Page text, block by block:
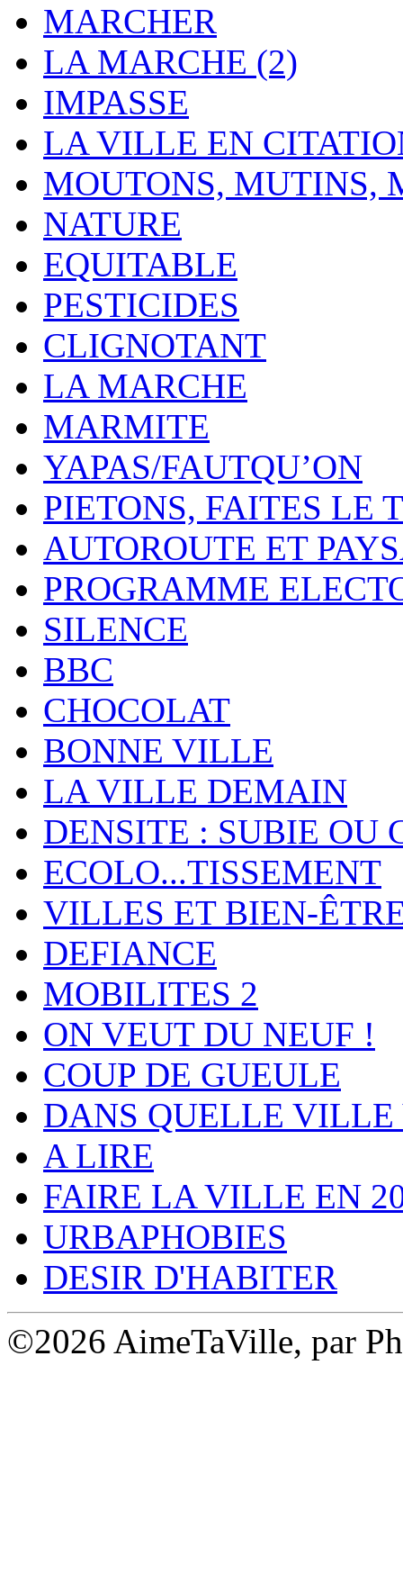
MARCHER
LA MARCHE (2)
IMPASSE
LA VILLE EN
MOUTONS, MUTINS,
NATURE
EQUITABLE
PESTICIDES
CLIGNOTANT
LA MARCHE
MARMITE
YAPAS/FAUTQU’ON
PIETONS, FAITES LE
AUTOROUTE ET
PROGRAMME
SILENCE
BBC
CHOCOLAT
BONNE VILLE
LA VILLE DEMAIN
DENSITE : SUBIE OU
ECOLO...TISSEMENT
VILLES ET BIEN-
DEFIANCE
MOBILITES 2
ON VEUT DU NEUF !
COUP DE GUEULE
DANS QUELLE
A LIRE
FAIRE LA VILLE EN
URBAPHOBIES
DESIR D'HABITER
©2026 AimeTaVille, par